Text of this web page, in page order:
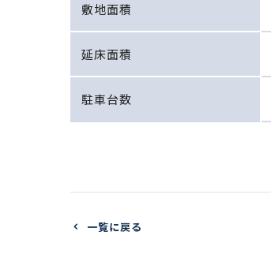
敷地面積
延床面積
駐車台数
一覧に戻る